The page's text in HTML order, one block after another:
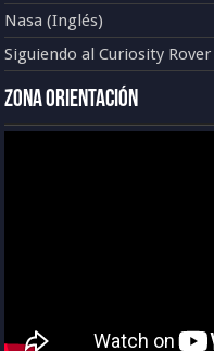
Nasa (Inglés)
Siguiendo al Curiosity Rover
Zona Orientación